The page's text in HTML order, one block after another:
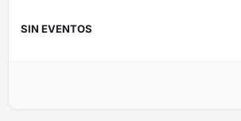
SIN EVENTOS